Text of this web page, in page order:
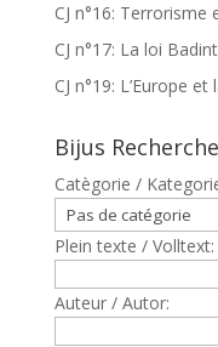
CJ n°16:
CJ n°17: La loi
CJ n°19: L’Europe
Bijus Recherche
Catègorie /
Plein texte / Volltext:
Auteur / Autor: